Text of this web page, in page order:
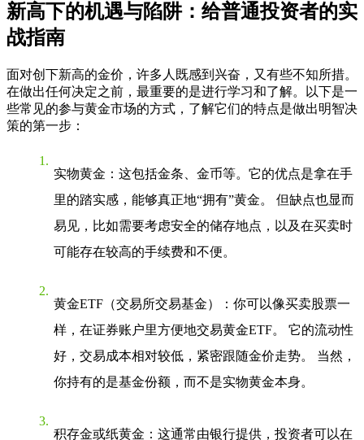
新高下的机遇与陷阱：给普通投资者的实
战指南
面对创下新高的金价，许多人既感到兴奋，又有些不知所措。
在做出任何决定之前，最重要的是进行学习和了解。以下是一
些常见的参与黄金市场的方式，了解它们的特点是做出明智决
策的第一步：
实物黄金 ：这包括金条、金币等。它的优点是拿在手
里的踏实感，能够真正地“拥有”黄金。 但缺点也显而
易见，比如需要考虑安全的储存地点，以及在买卖时
可能存在较高的手续费和不便。
黄金ETF（交易所交易基金）
：你可以像买卖股票一
样，在证券账户里方便地交易黄金ETF。 它的流动性
好，交易成本相对较低，紧密跟随金价走势。 当然，
你持有的是基金份额，而不是实物黄金本身。
积存金或纸黄金 ：这通常由银行提供，投资者可以在